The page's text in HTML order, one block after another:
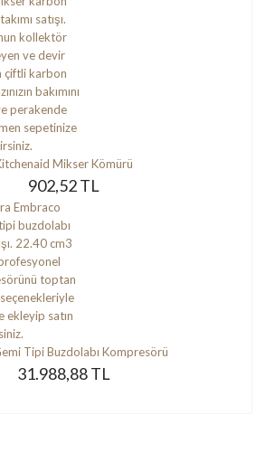
Mikser Kömürü
902,52 TL
Tipi Buzdolabı Kompresörü
31.988,88 TL